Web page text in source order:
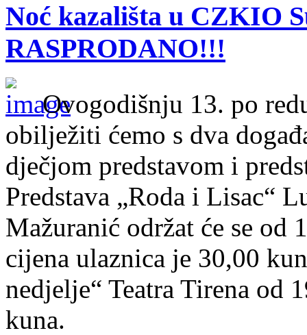
Noć kazališta u CZKIO
RASPRODANO!!!
Ovogodišnju 13. po
obilježiti ćemo s dva
dječjom predstavom i
Predstava „Roda i Lisac“
Mažuranić održat će se od
cijena ulaznica je 30,00
nedjelje“ Teatra Tirena od
kuna.